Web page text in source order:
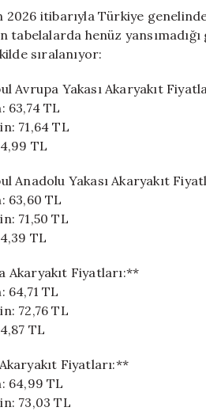
2026 itibarıyla Türkiye
tabelalarda henüz
sıralanıyor:
Avrupa Yakası Akaryakıt
63,74 TL
71,64 TL
TL
Anadolu Yakası Akaryakıt
63,60 TL
71,50 TL
TL
Akaryakıt Fiyatları:**
64,71 TL
72,76 TL
TL
Fiyatları:**
64,99 TL
73,03 TL